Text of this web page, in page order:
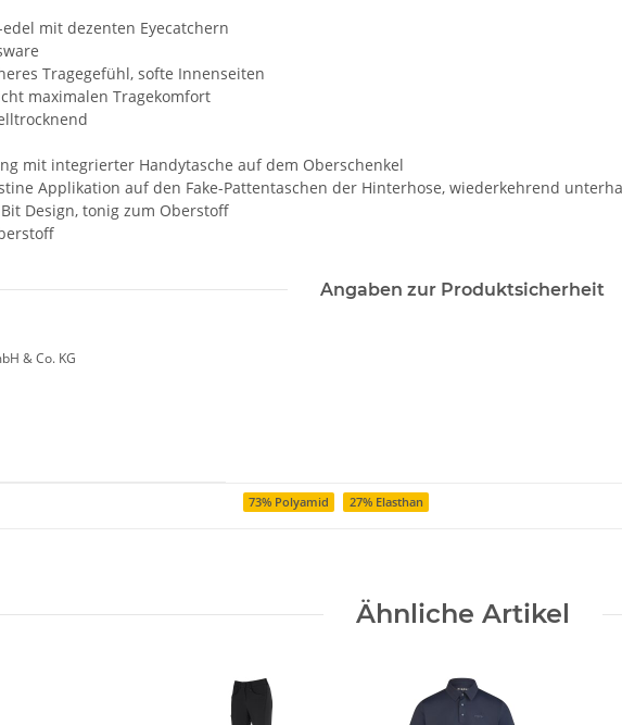
mit dezenten Eyecatchern
Tragegefühl, softe Innenseiten
maximalen Tragekomfort
mit integrierter Handytasche auf dem Oberschenkel
Applikation auf den Fake-Pattentaschen der Hinterhose, wiederkehrend
Design, tonig zum Oberstoff
Angaben zur Produktsicherheit
& Co. KG
73% Polyamid 27% Elasthan
Ähnliche Artikel